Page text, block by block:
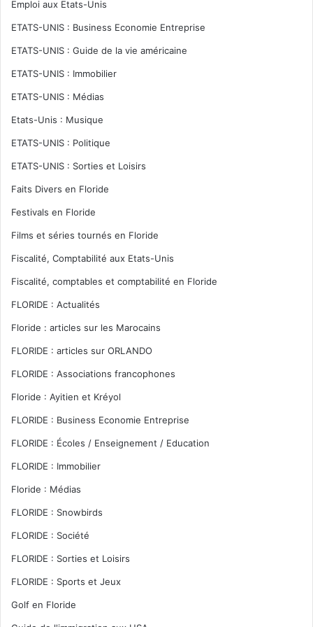
Emploi aux Etats-Unis
ETATS-UNIS : Business Economie Entreprise
ETATS-UNIS : Guide de la vie américaine
ETATS-UNIS : Immobilier
ETATS-UNIS : Médias
Etats-Unis : Musique
ETATS-UNIS : Politique
ETATS-UNIS : Sorties et Loisirs
Faits Divers en Floride
Festivals en Floride
Films et séries tournés en Floride
Fiscalité, Comptabilité aux Etats-Unis
Fiscalité, comptables et comptabilité en Floride
FLORIDE : Actualités
Floride : articles sur les Marocains
FLORIDE : articles sur ORLANDO
FLORIDE : Associations francophones
Floride : Ayitien et Kréyol
FLORIDE : Business Economie Entreprise
FLORIDE : Écoles / Enseignement / Education
FLORIDE : Immobilier
Floride : Médias
FLORIDE : Snowbirds
FLORIDE : Société
FLORIDE : Sorties et Loisirs
FLORIDE : Sports et Jeux
Golf en Floride